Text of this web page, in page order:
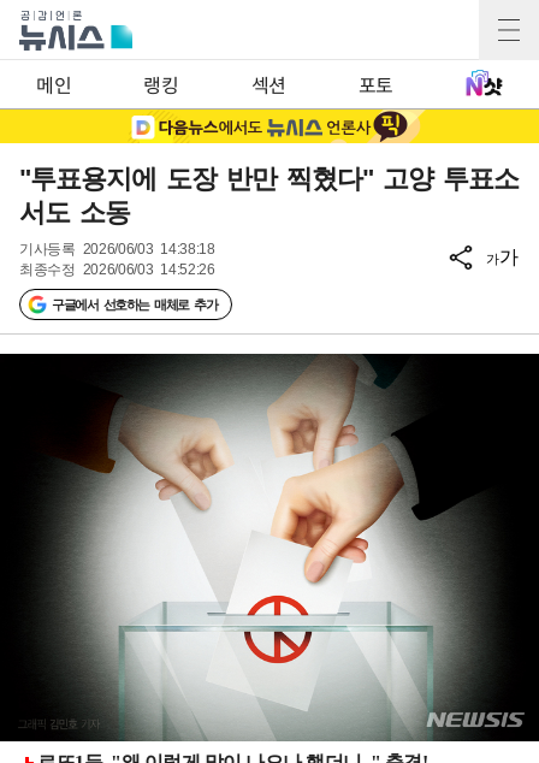
메인 랭킹 섹션 포토
"투표용지에 도장 반만 찍혔다" 고양 투표소
서도 소동
기사등록 2026/06/03 14:38:18
최종수정 2026/06/03 14:52:26
구글에서 선호하는 매체로 추가
가가